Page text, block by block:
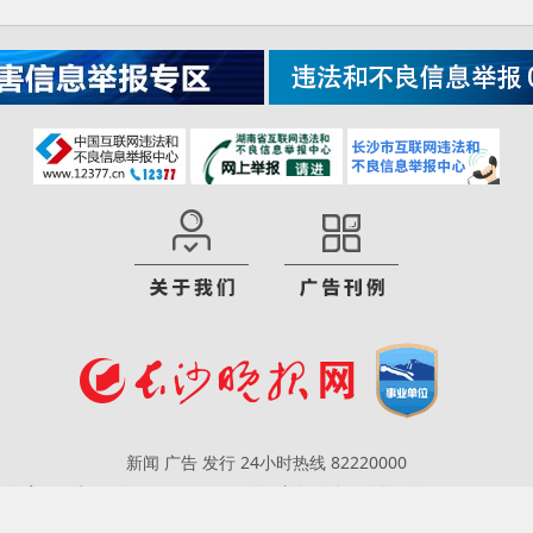
新闻 广告 发行 24小时热线 82220000
备案号：湘ICP备14015648号
互联网新闻信息服务许可证：